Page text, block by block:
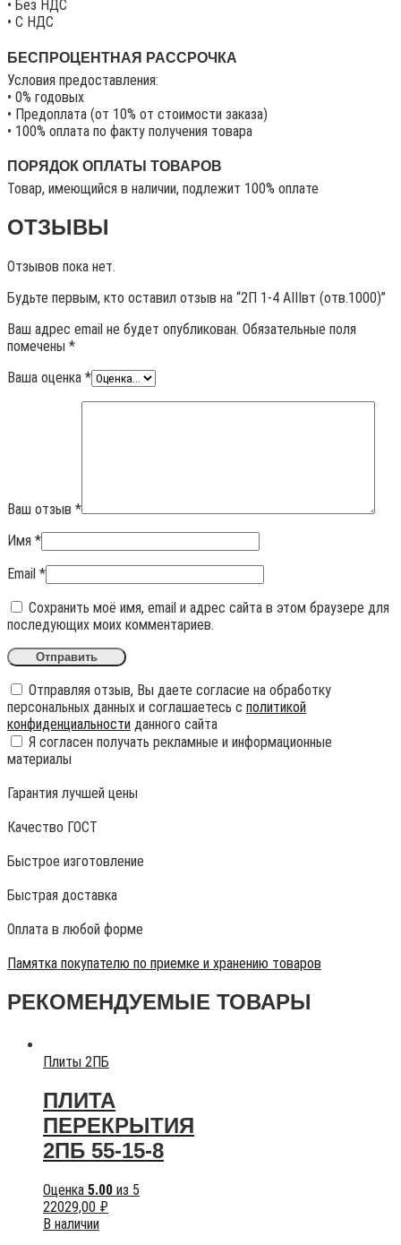
• Без НДС
• C НДС
БЕСПРОЦЕНТНАЯ РАССРОЧКА
Условия предоставления:
• 0% годовых
• Предоплата (от 10% от стоимости заказа)
• 100% оплата по факту получения товара
ПОРЯДОК ОПЛАТЫ ТОВАРОВ
Товар, имеющийся в наличии, подлежит 100% оплате
ОТЗЫВЫ
Отзывов пока нет.
Будьте первым, кто оставил отзыв на “2П 1-4 АIIIвт (отв.1000)”
Ваш адрес email не будет опубликован. Обязательные поля
помечены *
Ваша оценка *
Ваш отзыв *
Имя *
Email *
Сохранить моё имя, email и адрес сайта в этом браузере для
последующих моих комментариев.
Отправляя отзыв, Вы даете согласие на обработку
персональных данных и соглашаетесь с политикой
конфиденциальности данного сайта
Я согласен получать рекламные и информационные
материалы
Гарантия лучшей цены
Качество ГОСТ
Быстрое изготовление
Быстрая доставка
Оплата в любой форме
Памятка покупателю по приемке и хранению товаров
РЕКОМЕНДУЕМЫЕ ТОВАРЫ
Плиты 2ПБ
ПЛИТА
ПЕРЕКРЫТИЯ
2ПБ 55-15-8
Оценка 5.00 из 5
22029,00 ₽
В наличии